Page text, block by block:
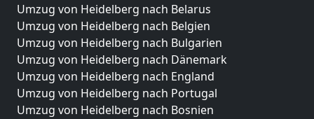
Umzug von Heidelberg nach Belarus
Umzug von Heidelberg nach Belgien
Umzug von Heidelberg nach Bulgarien
Umzug von Heidelberg nach Dänemark
Umzug von Heidelberg nach England
Umzug von Heidelberg nach Portugal
Umzug von Heidelberg nach Bosnien